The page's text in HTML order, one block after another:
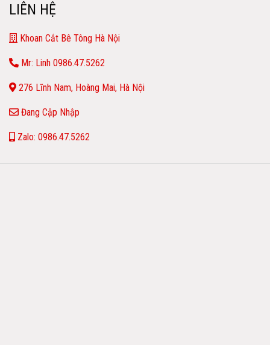
LIÊN HỆ
Khoan Cắt Bê Tông Hà Nội
Mr: Linh 0986.47.5262
276 Lĩnh Nam, Hoàng Mai, Hà Nội
Đang Cập Nhập
Zalo: 0986.47.5262